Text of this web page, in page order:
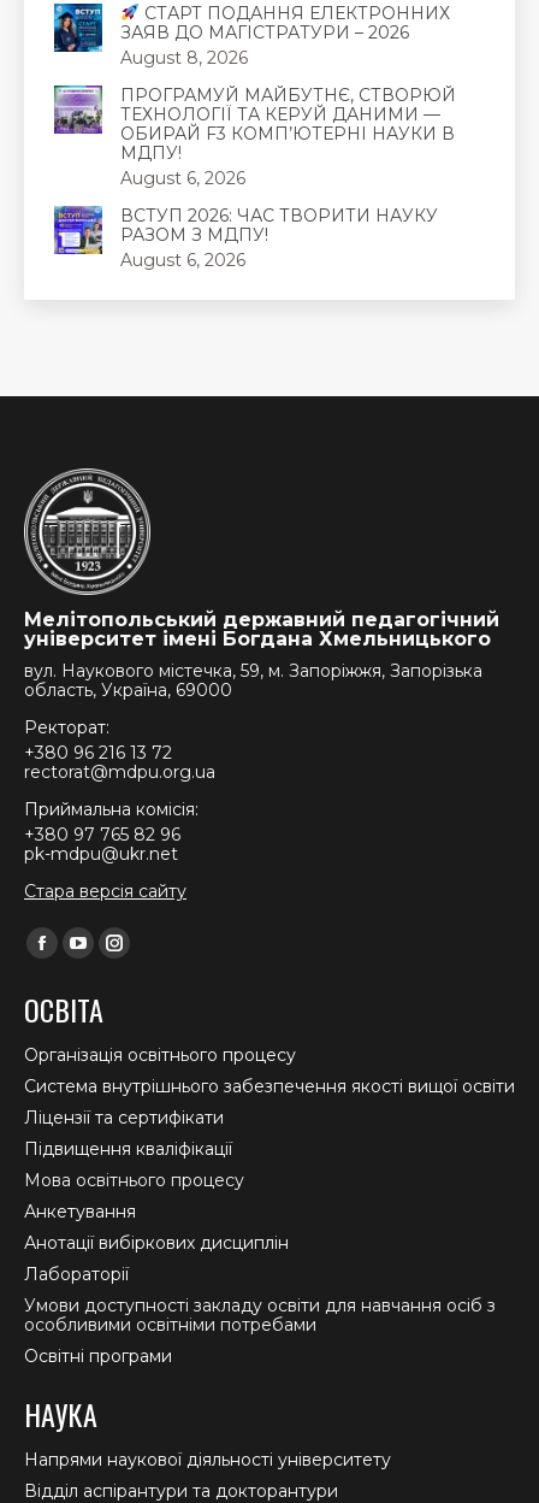
СТАРТ ПОДАННЯ ЕЛЕКТРОННИХ
ЗАЯВ ДО МАГІСТРАТУРИ – 2026
August 8, 2026
ПРОГРАМУЙ МАЙБУТНЄ, СТВОРЮЙ
ТЕХНОЛОГІЇ ТА КЕРУЙ ДАНИМИ —
ОБИРАЙ F3 КОМП’ЮТЕРНІ НАУКИ В
МДПУ!
August 6, 2026
ВСТУП 2026: ЧАС ТВОРИТИ НАУКУ
РАЗОМ З МДПУ!
August 6, 2026
Мелітопольський державний педагогічний
університет імені Богдана Хмельницького
вул. Наукового містечка, 59, м. Запоріжжя, Запорізька
область, Україна, 69000
Ректорат:
+380 96 216 13 72
rectorat@mdpu.org.ua
Приймальна комісія:
+380 97 765 82 96
pk-mdpu@ukr.net
Стара версія сайту
Find us on:
Facebook
opens
in
new
window
YouTube
opens
in
new
window
Instagram
in
new
window
ОСВІТА
Організація освітнього процесу
Система внутрішнього забезпечення якості вищої освіти
Ліцензії та сертифікати
Підвищення кваліфікації
Мова освітнього процесу
Анкетування
Анотації вибіркових дисциплін
Лабораторії
Умови доступності закладу освіти для навчання осіб з
особливими освітніми потребами
Освітні програми
НАУКА
Напрями наукової діяльності університету
Відділ аспірантури та докторантури